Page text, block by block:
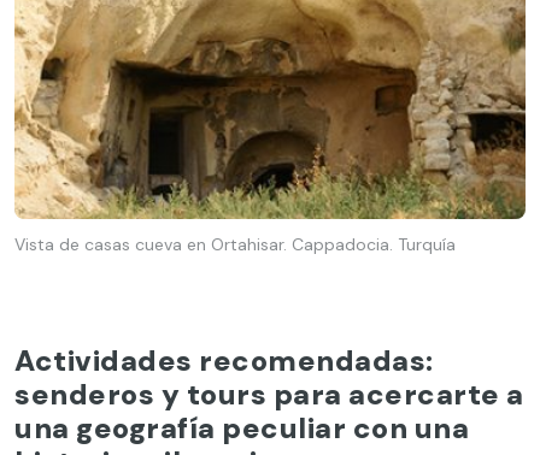
Vista de casas cueva en Ortahisar. Cappadocia. Turquía
Actividades recomendadas:
senderos y tours para acercarte a
una geografía peculiar con una